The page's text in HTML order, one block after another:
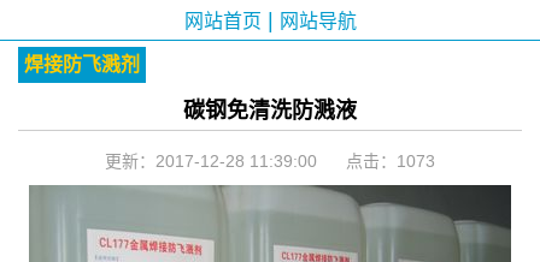
网站首页 网站导航
焊接防飞溅剂
碳钢免清洗防溅液
更新：2017-12-28 11:39:00 点击： 1073